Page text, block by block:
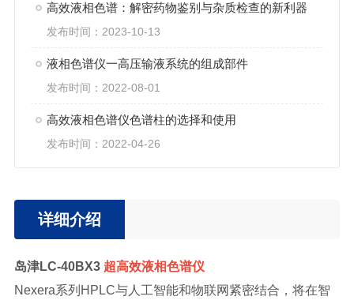
高效液相色谱：解密药物鉴别与杂质检查的新利器
发布时间：2023-10-13
液相色谱仪一高压输液系统的组成部件
发布时间：2022-08-01
高效液相色谱仪色谱柱的选择和使用
发布时间：2022-04-26
详细介绍
岛津LC-40BX3 超高效液相色谱仪
Nexera系列HPLC与人工智能和物联网紧密结合，将在智